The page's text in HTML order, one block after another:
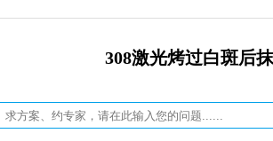
308激光烤过白斑后